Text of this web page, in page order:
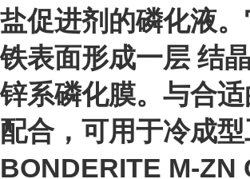
盐促进剂的磷化液
铁表面形成一层 结
锌系磷化膜。与合适
配合，可用于冷成型
BONDERITE M-ZN